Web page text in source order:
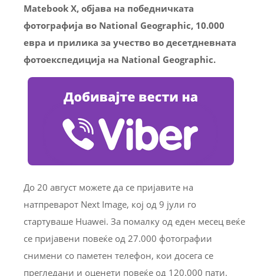
Matebook X, објава на победничката
фотографија во National Geographic, 10.000
евра и прилика за учество во десетдневната
фотоекспедиција на National Geographic.
До 20 август можете да се пријавите на
натпреварот Next Image, кој од 9 јули го
стартуваше Huawei. За помалку од еден месец веќе
се пријавени повеќе од 27.000 фотографии
снимени со паметен телефон, кои досега се
прегледани и оценети повеќе од 120.000 пати.